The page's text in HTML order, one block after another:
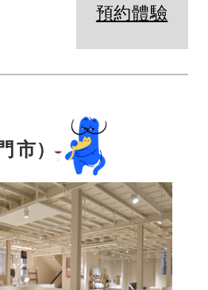
預約體驗
市)